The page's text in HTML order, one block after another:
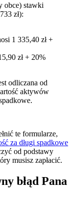
obce) stawki
zł):
1 335,40 zł +
zł + 20%
odliczana od
aktywów
te formularze,
za długi spadkowe
od podstawy
musisz zapłacić.
błąd Pana